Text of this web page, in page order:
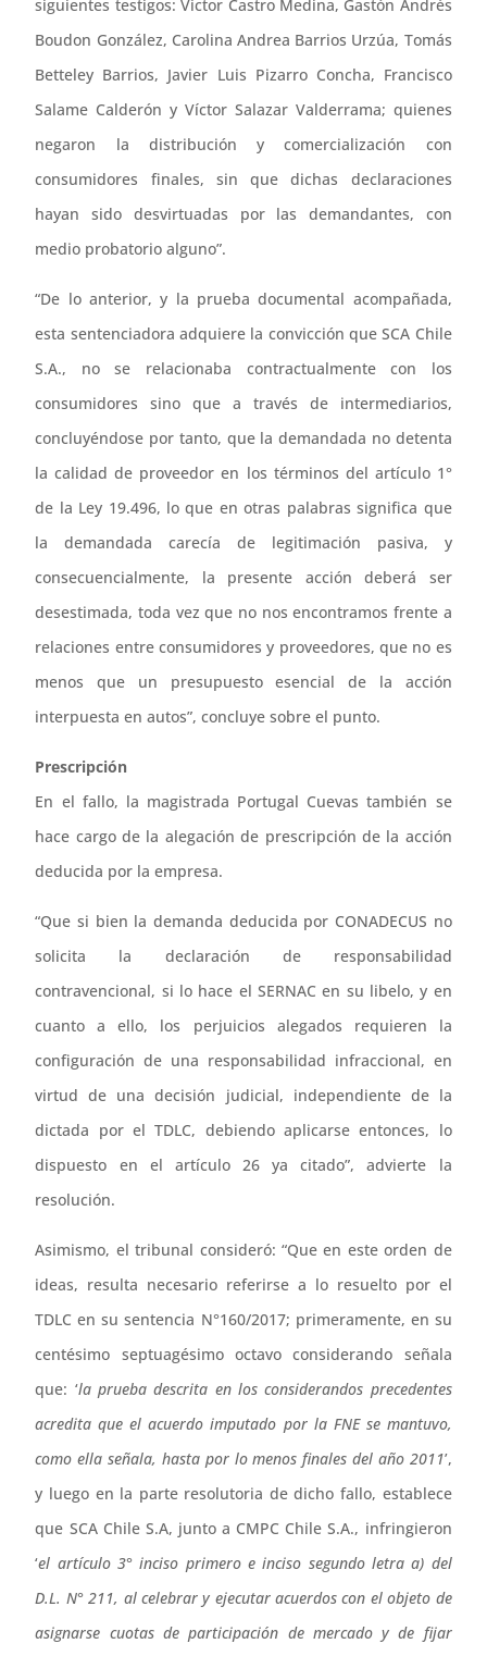
siguientes testigos: Víctor Castro Medina, Gastón Andrés
Boudon González, Carolina Andrea Barrios Urzúa, Tomás
Betteley Barrios, Javier Luis Pizarro Concha, Francisco
Salame Calderón y Víctor Salazar Valderrama; quienes
negaron la distribución y comercialización con
consumidores finales, sin que dichas declaraciones
hayan sido desvirtuadas por las demandantes, con
medio probatorio alguno”.
“De lo anterior, y la prueba documental acompañada,
esta sentenciadora adquiere la convicción que SCA Chile
S.A., no se relacionaba contractualmente con los
consumidores sino que a través de intermediarios,
concluyéndose por tanto, que la demandada no detenta
la calidad de proveedor en los términos del artículo 1°
de la Ley 19.496, lo que en otras palabras significa que
la demandada carecía de legitimación pasiva, y
consecuencialmente, la presente acción deberá ser
desestimada, toda vez que no nos encontramos frente a
relaciones entre consumidores y proveedores, que no es
menos que un presupuesto esencial de la acción
interpuesta en autos”, concluye sobre el punto.
Prescripción
En el fallo, la magistrada Portugal Cuevas también se
hace cargo de la alegación de prescripción de la acción
deducida por la empresa.
“Que si bien la demanda deducida por CONADECUS no
solicita la declaración de responsabilidad
contravencional, si lo hace el SERNAC en su libelo, y en
cuanto a ello, los perjuicios alegados requieren la
configuración de una responsabilidad infraccional, en
virtud de una decisión judicial, independiente de la
dictada por el TDLC, debiendo aplicarse entonces, lo
dispuesto en el artículo 26 ya citado”, advierte la
resolución.
Asimismo, el tribunal consideró: “Que en este orden de
ideas, resulta necesario referirse a lo resuelto por el
TDLC en su sentencia N°160/2017; primeramente, en su
centésimo septuagésimo octavo considerando señala
que: ‘la prueba descrita en los considerandos precedentes
acredita que el acuerdo imputado por la FNE se mantuvo,
como ella señala, hasta por lo menos finales del año 2011’,
y luego en la parte resolutoria de dicho fallo, establece
que SCA Chile S.A, junto a CMPC Chile S.A., infringieron
‘el artículo 3° inciso primero e inciso segundo letra a) del
D.L. N° 211, al celebrar y ejecutar acuerdos con el objeto de
asignarse cuotas de participación de mercado y de fijar